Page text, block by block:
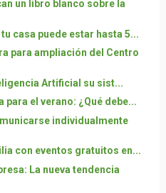
un libro blanco sobre la
casa puede estar hasta 5...
para ampliación del Centro
Artificial su sist...
para el verano: ¿Qué debe...
individualmente
con eventos gratuitos en...
La nueva tendencia